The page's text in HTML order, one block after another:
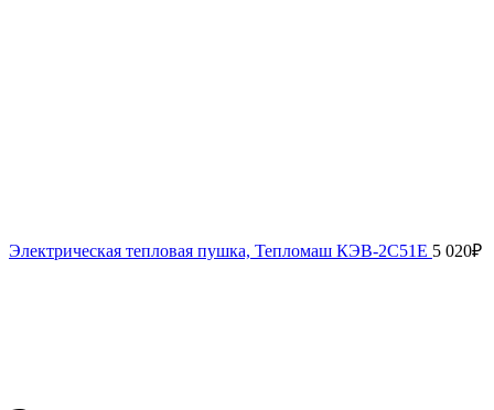
Электрическая тепловая пушка, Тепломаш КЭВ-2С51Е 5 020₽